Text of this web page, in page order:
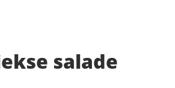
salade